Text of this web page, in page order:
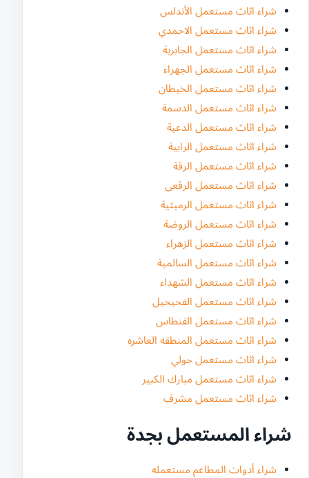
شراء اثاث مستعمل الأندلس
شراء اثاث مستعمل الاحمدي
شراء اثاث مستعمل الجابرية
شراء اثاث مستعمل الجهراء
شراء اثاث مستعمل الخيطان
شراء اثاث مستعمل الدسمة
شراء اثاث مستعمل الدعية
شراء اثاث مستعمل الرابية
شراء اثاث مستعمل الرقة
شراء اثاث مستعمل الرقعى
شراء اثاث مستعمل الرميثية
شراء اثاث مستعمل الروضة
شراء اثاث مستعمل الزهراء
شراء اثاث مستعمل السالمية
شراء اثاث مستعمل الشهداء
شراء اثاث مستعمل الفحيحيل
شراء اثاث مستعمل الفنطاس
شراء اثاث مستعمل المنطقه العاشره
شراء اثاث مستعمل حولي
شراء اثاث مستعمل مبارك الكبير
شراء اثاث مستعمل مشرف
شراء المستعمل بجدة
شراء أدوات المطاعم مستعمله